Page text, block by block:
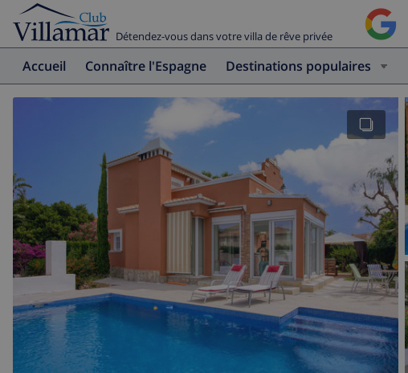
Détendez-vous dans votre villa de rêve privée
Accueil Connaître l'Espagne Destinations populaires